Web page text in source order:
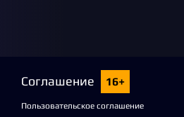
Соглашение 16+
Пользовательское соглашение